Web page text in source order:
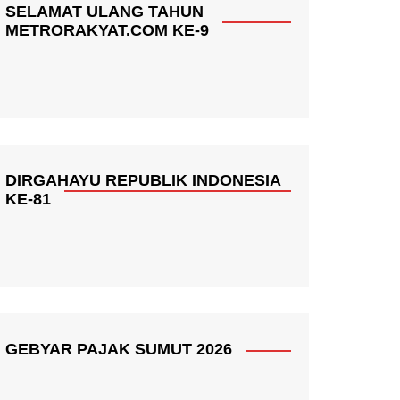
SELAMAT ULANG TAHUN
METRORAKYAT.COM KE-9
DIRGAHAYU REPUBLIK INDONESIA
KE-81
GEBYAR PAJAK SUMUT 2026